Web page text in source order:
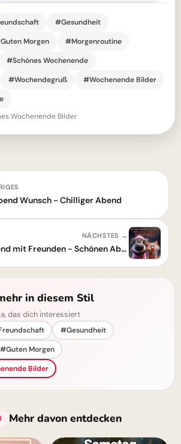
#Gesundheit
Morgen
#Morgenroutine
#Schönes Wochenende
#Wochendegruß
#Wochenende Bilder
Wochenende Bilder
Wunsch - Chilliger Abend
NÄCHSTES →
Gemütlicher Abend mit Freunden - Schönen Abend Gruß
in diesem Stil
das dich interessiert
#Gesundheit
#Guten Morgen
Bilder
Mehr davon entdecken